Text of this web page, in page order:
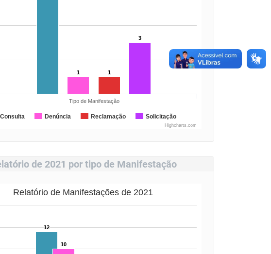
1 1
3
Consulta Denúncia Reclamação Solicitação
Tipo de Manifestação
Highcharts.com
de 2021 por tipo de Manifestação
Relatório de Manifestações de 2021
12
10